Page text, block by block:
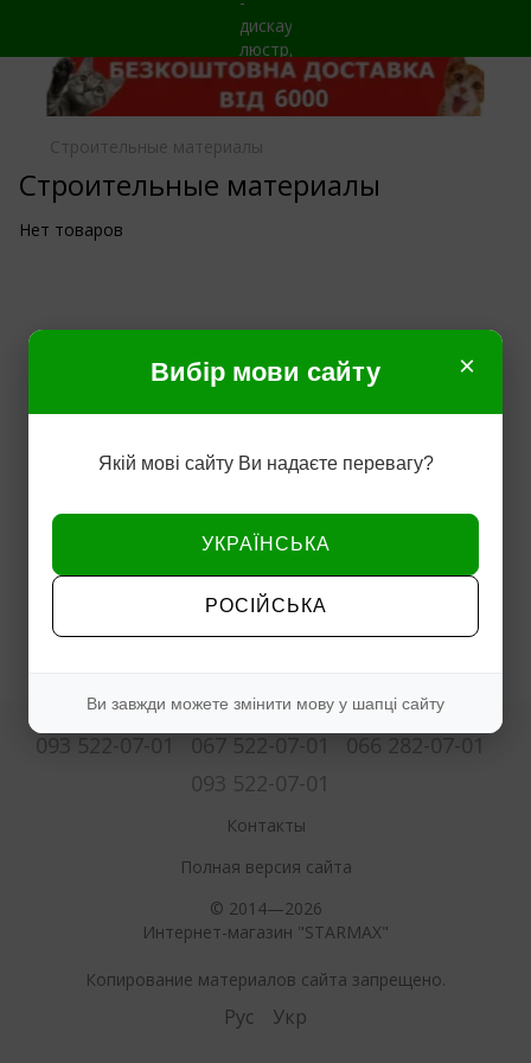
Строительные материалы
Строительные материалы
Нет товаров
093 522-07-01 067 522-07-01
066 282-07-01
093 522-07-01
Контакты
Полная версия сайта
© 2014—2026
Интернет-магазин "STARMAX"
Копирование материалов сайта запрещено.
Рус Укр
Вибір мови сайту ×
Якій мові сайту Ви надаєте перевагу?
УКРАЇНСЬКА
РОСІЙСЬКА
Ви завжди можете змінити мову у шапці сайту